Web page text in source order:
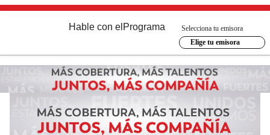
Hable con el Programa
Selecciona tu emisora
Elige tu emisora